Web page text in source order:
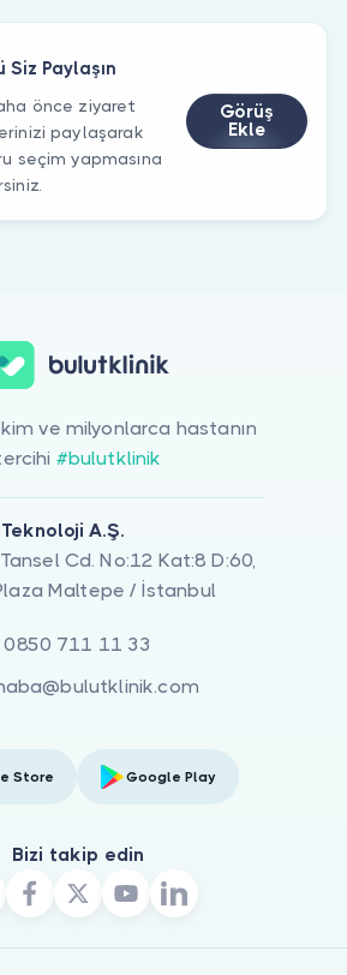
Siz Paylaşın
önce ziyaret
paylaşarak
seçim yapmasına
Görüş
Ekle
ve milyonlarca hastanın
#bulutklinik
A.Ş.
Cd. No:12 Kat:8 D:60,
Maltepe / İstanbul
0850 711 11 33
Store Google Play
Bizi takip edin